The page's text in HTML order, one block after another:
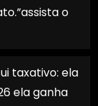
o
taxativo: ela
ela ganha